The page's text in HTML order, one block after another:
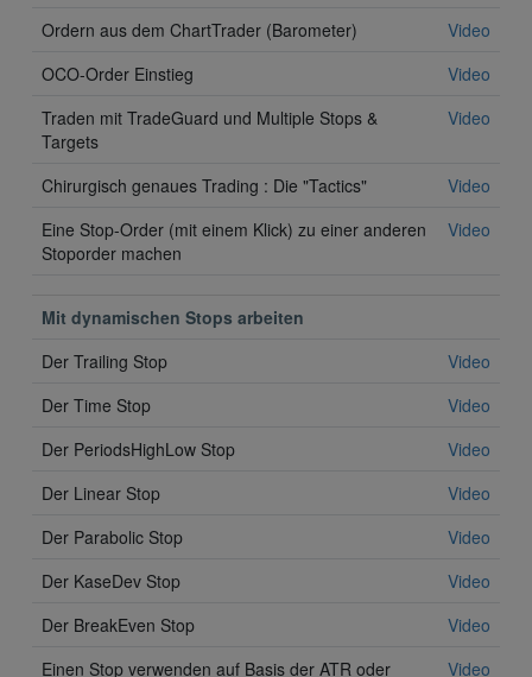
Ordern aus dem ChartTrader (Barometer)
Video
OCO-Order Einstieg
Video
Traden mit TradeGuard und Multiple Stops &
Targets
Video
Chirurgisch genaues Trading : Die "Tactics"
Video
Eine Stop-Order (mit einem Klick) zu einer anderen
Stoporder machen
Video
Mit dynamischen Stops arbeiten
Der Trailing Stop
Video
Der Time Stop
Video
Der PeriodsHighLow Stop
Video
Der Linear Stop
Video
Der Parabolic Stop
Video
Der KaseDev Stop
Video
Der BreakEven Stop
Video
Einen Stop verwenden auf Basis der ATR oder
Video